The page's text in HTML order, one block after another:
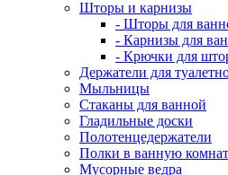
Шторы и карнизы
- Шторы для
- Карнизы для
- Крючки для
Держатели для
Мыльницы
Стаканы для ванной
Гладильные доски
Полотенцедержатели
Полки в ванную
Мусорные ведра